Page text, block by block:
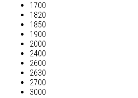
1700
1820
1850
1900
2000
2400
2600
2630
2700
3000